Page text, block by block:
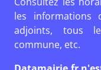
les informations
adjoints, tous
commune, etc.